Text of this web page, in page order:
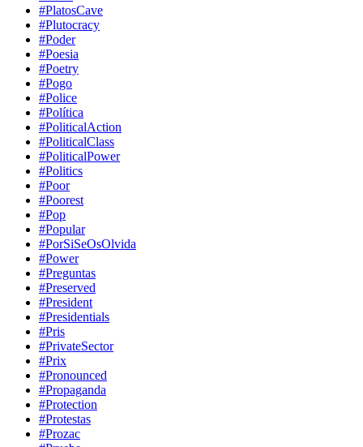
#PlatosCave
#Plutocracy
#Poder
#Poesia
#Poetry
#Pogo
#Police
#Política
#PoliticalAction
#PoliticalClass
#PoliticalPower
#Politics
#Poor
#Poorest
#Pop
#Popular
#PorSiSeOsOlvida
#Power
#Preguntas
#Preserved
#President
#Presidentials
#Pris
#PrivateSector
#Prix
#Pronounced
#Propaganda
#Protection
#Protestas
#Prozac